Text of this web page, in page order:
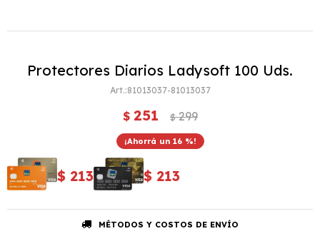
Protectores Diarios Ladysoft 100 Uds.
81013037-81013037
$ 251 $ 299
16
$ 213 $ 213
MÉTODOS Y COSTOS DE ENVÍO